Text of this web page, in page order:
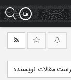
مقالات نویسنده